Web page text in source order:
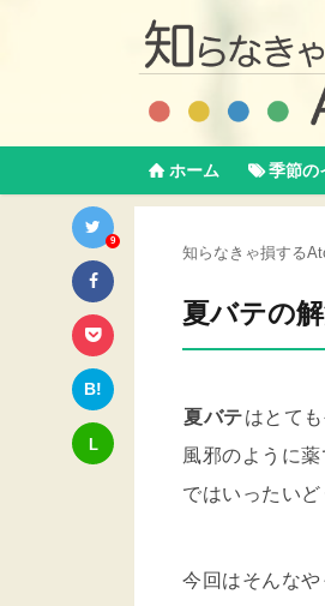
ホーム 季節の
9
B!
L
知らなきゃ損する
夏バテの
夏バテはとて
風邪のように
ではいったい
今回はそんなや